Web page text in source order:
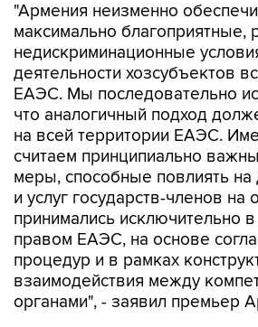
"Армения неизменно
максимально благоприятные,
недискриминационные
деятельности хозсубъектов
ЕАЭС. Мы последовательно
что аналогичный подход
на всей территории ЕАЭС.
считаем принципиально
меры, способные повлиять на
и услуг государств-членов
принимались исключительно в
правом ЕАЭС, на основе
процедур и в рамках
взаимодействия между
органами", - заявил премьер